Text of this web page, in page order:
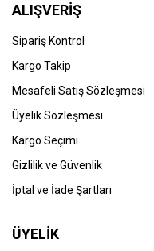
ALIŞVERİŞ
Sipariş Kontrol
Kargo Takip
Mesafeli Satış Sözleşmesi
Üyelik Sözleşmesi
Kargo Seçimi
Gizlilik ve Güvenlik
İptal ve İade Şartları
ÜYELİK